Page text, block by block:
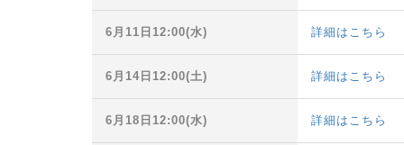
6月11日12:00(水) 詳細はこちら
6月14日12:00(土) 詳細はこちら
6月18日12:00(水) 詳細はこちら